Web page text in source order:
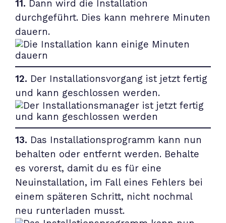
11. Dann wird die Installation
durchgeführt. Dies kann mehrere Minuten
dauern.
12. Der Installationsvorgang ist jetzt fertig
und kann geschlossen werden.
13. Das Installationsprogramm kann nun
behalten oder entfernt werden. Behalte
es vorerst, damit du es für eine
Neuinstallation, im Fall eines Fehlers bei
einem späteren Schritt, nicht nochmal
neu runterladen musst.